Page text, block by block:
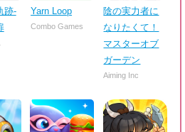
跡-
Yarn Loop
Combo Games
陰の実力者に
なりたくて！
マスターオブ
ガーデン
Aiming Inc